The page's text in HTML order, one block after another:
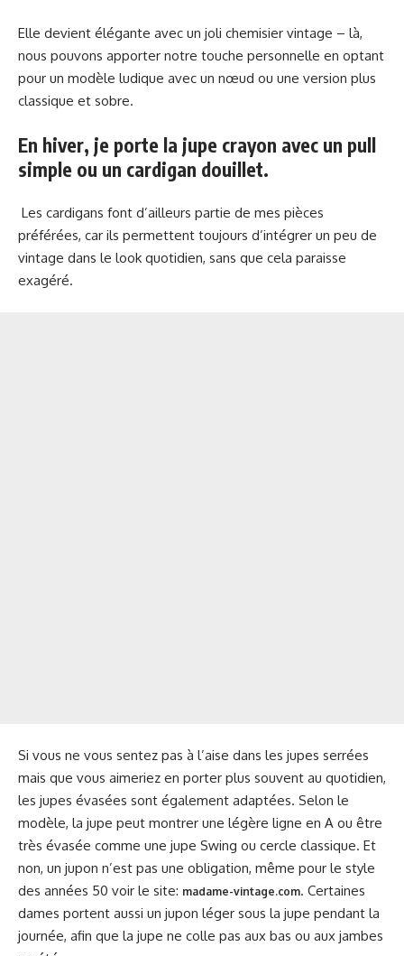
Elle devient élégante avec un joli chemisier vintage – là,
nous pouvons apporter notre touche personnelle en optant
pour un modèle ludique avec un nœud ou une version plus
classique et sobre.
En hiver, je porte la jupe crayon avec un pull
simple ou un cardigan douillet.
Les cardigans font d’ailleurs partie de mes pièces
préférées, car ils permettent toujours d’intégrer un peu de
vintage dans le look quotidien, sans que cela paraisse
exagéré.
Si vous ne vous sentez pas à l’aise dans les jupes serrées
mais que vous aimeriez en porter plus souvent au quotidien,
les jupes évasées sont également adaptées. Selon le
modèle, la jupe peut montrer une légère ligne en A ou être
très évasée comme une jupe Swing ou cercle classique. Et
non, un jupon n’est pas une obligation, même pour le style
des années 50 voir le site: madame-vintage.com. Certaines
dames portent aussi un jupon léger sous la jupe pendant la
journée, afin que la jupe ne colle pas aux bas ou aux jambes